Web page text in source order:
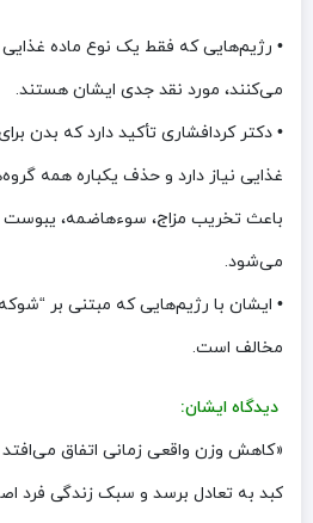
• رژیم‌هایی که فقط یک نوع ماده غذایی
می‌کنند، مورد نقد جدی ایشان هستند.
• دکتر کردافشاری تأکید دارد که بدن
غذایی نیاز دارد و حذف یکباره همه
باعث تخریب مزاج، سوءهاضمه، یبوست
می‌شود.
• ایشان با رژیم‌هایی که مبتنی بر
مخالف است.
دیدگاه ایشان:
«کاهش وزن واقعی زمانی اتفاق
کبد به تعادل برسد و سبک زندگی فرد